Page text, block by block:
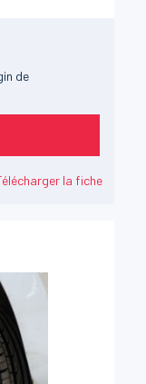
de
la fiche